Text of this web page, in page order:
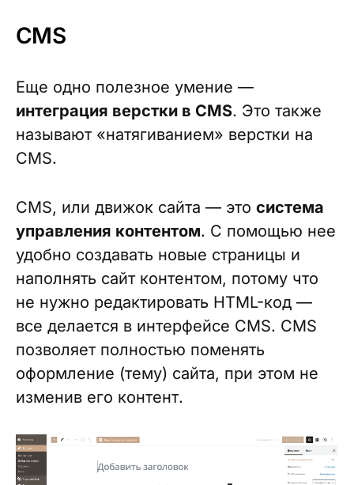
CMS
Еще одно полезное умение —
интеграция верстки в CMS. Это также
называют «натягиванием» верстки на
CMS.
CMS, или движок сайта — это система
управления контентом. С помощью нее
удобно создавать новые страницы и
наполнять сайт контентом, потому что
не нужно редактировать HTML-код —
все делается в интерфейсе CMS. CMS
позволяет полностью поменять
оформление (тему) сайта, при этом не
изменив его контент.